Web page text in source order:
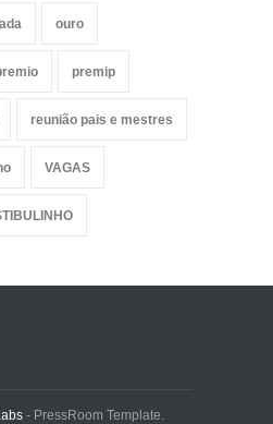
ouro
premip
reunião pais e mestres
VAGAS
- PressRoom Template.